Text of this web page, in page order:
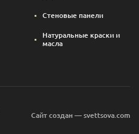
Стеновые панели
Натуральные краски и
масла
Сайт создан — svettsova.com